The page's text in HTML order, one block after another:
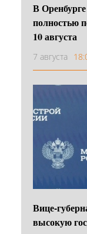
В
полностью
10 августа
7 августа
Вице-
высокую